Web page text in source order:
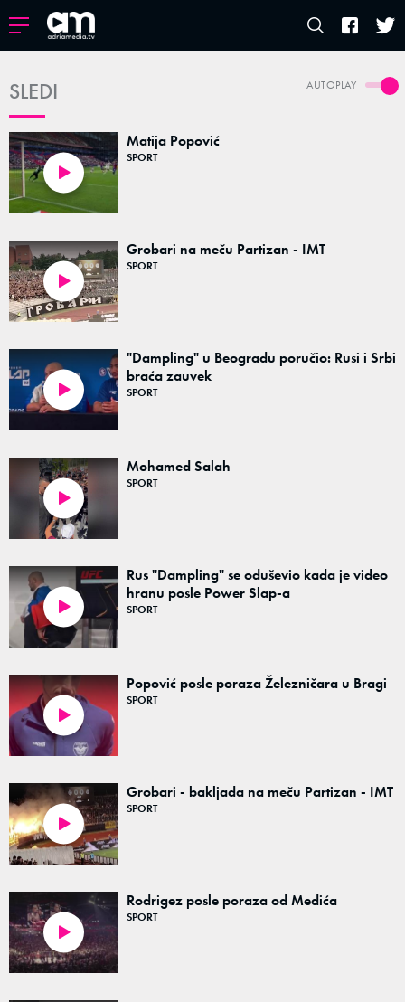
AUTOPLAY
SLEDI
Matija Popović
SPORT
Grobari na meču Partizan - IMT
SPORT
"Dampling" u Beogradu poručio: Rusi i Srbi
braća zauvek
SPORT
Mohamed Salah
SPORT
Rus "Dampling" se oduševio kada je video
hranu posle Power Slap-a
SPORT
Popović posle poraza Železničara u Bragi
SPORT
Grobari - bakljada na meču Partizan - IMT
SPORT
Rodrigez posle poraza od Medića
SPORT